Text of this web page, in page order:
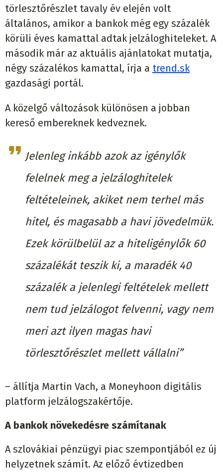
törlesztőrészlet tavaly év elején volt
általános, amikor a bankok még egy százalék
körüli éves kamattal adtak jelzáloghiteleket. A
második már az aktuális ajánlatokat mutatja,
négy százalékos kamattal, írja a trend.sk
gazdasági portál.
A közelgő változások különösen a jobban
kereső embereknek kedveznek.
Jelenleg inkább azok az igénylők
felelnek meg a jelzáloghitelek
feltételeinek, akiket nem terhel más
hitel, és magasabb a havi jövedelmük.
Ezek körülbelül az a hiteligénylők 60
százalékát teszik ki, a maradék 40
százalék a jelenlegi feltételek mellett
nem tud jelzálogot felvenni, vagy nem
meri azt ilyen magas havi
törlesztőrészlet mellett vállalni”
– állítja Martin Vach, a Moneyhoon digitális
platform jelzálogszakértője.
A bankok növekedésre számítanak
A szlovákiai pénzügyi piac szempontjából ez új
helyzetnek számít. Az előző évtizedben